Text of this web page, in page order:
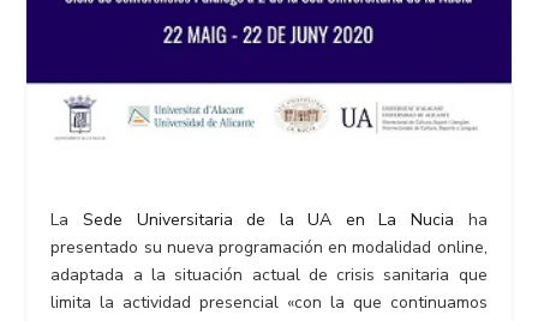
La Sede Universitaria de la UA en La Nucia ha
presentado su nueva programación en modalidad online,
adaptada a la situación actual de crisis sanitaria que
limita la actividad presencial «con la que continuamos